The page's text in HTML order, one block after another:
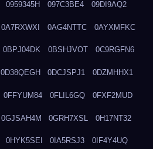
0959345H 097C3BE4 09DI9AQ2
0A7RXWXI 0AG4NTTC 0AYXMFKC
0BPJ04DK 0BSHJVOT 0C9RGFN6
0D38QEGH 0DCJSPJ1 0DZMHHX1
0FFYUM84 0FLIL6GQ 0FXF2MUD
0GJSAH4M 0GRH7XSL 0H17NT32
0HYK5SEI 0IA5RSJ3 0IF4Y4UQ